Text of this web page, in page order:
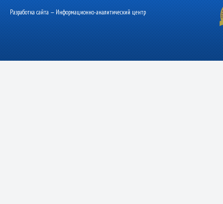
Разработка сайта — Информационно-аналитический центр